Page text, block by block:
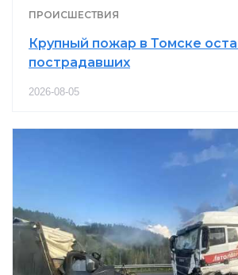
ПРОИСШЕСТВИЯ
Крупный пожар в Томске
пострадавших
2026-08-05